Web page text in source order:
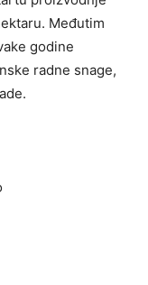
Međutim
godine
radne snage,